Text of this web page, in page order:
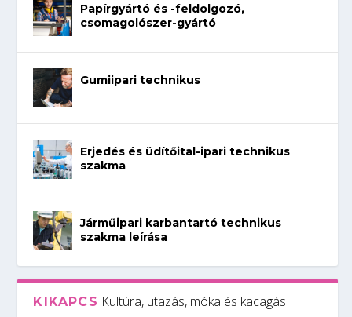
Papírgyártó és -feldolgozó,
csomagolószer-gyártó
Gumiipari technikus
Erjedés és üdítőital-ipari technikus
szakma
Járműipari karbantartó technikus
szakma leírása
KIKAPCS Kultúra, utazás, móka és kacagás